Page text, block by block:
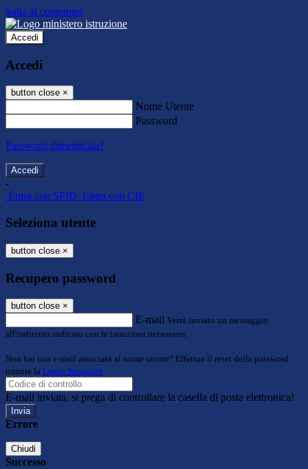
Salta al contenuto
Accedi
Accedi
button close ×
Nome Utente
Password
Password dimenticata?
-
Entra con SPID Entra con CIE
Seleziona utente
button close ×
Recupero password
button close ×
E-mail Verrà inviato un messaggio
all'indirizzo indicato con le istruzioni necessarie.
Non hai una e-mail associata al nome utente? Effettua il reset della password
tramite la Login Spaggiari
E-mail inviata, si prega di controllare la casella di posta elettronica!
Errore
Chiudi
Successo